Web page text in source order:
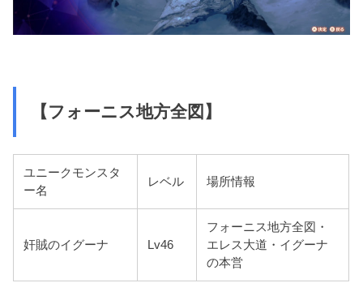
【フォーニス地方全図】
ユニークモンスタ
ー名
レベル 場所情報
奸賊のイグーナ Lv46
フォーニス地方全図・
エレス大道・イグーナ
の本営